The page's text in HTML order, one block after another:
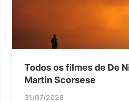
Todos os filmes de De
Martin Scorsese
31/07/2026